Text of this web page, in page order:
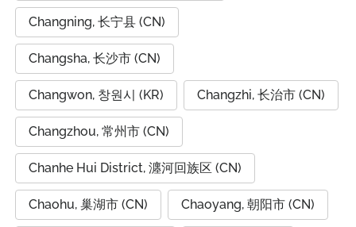
Changning, 长宁县 (CN)
Changsha, 长沙市 (CN)
Changwon, 창원시 (KR) Changzhi, 长治市 (CN)
Changzhou, 常州市 (CN)
Chanhe Hui District, 瀍河回族区 (CN)
Chaohu, 巢湖市 (CN) Chaoyang, 朝阳市 (CN)